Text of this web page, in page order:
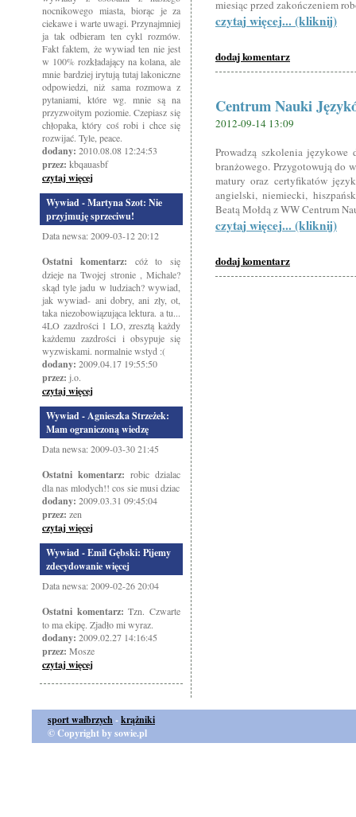
nocnikowego miasta, biorąc je za
ciekawe i warte uwagi. Przynajmniej
ja tak odbieram ten cykl rozmów.
Fakt faktem, że wywiad ten nie jest
w 100% rozkładający na kolana, ale
mnie bardziej irytują tutaj lakoniczne
odpowiedzi, niż sama rozmowa z
pytaniami, które wg. mnie są na
przyzwoitym poziomie. Czepiasz się
chłopaka, który coś robi i chce się
rozwijać. Tyle, peace.
dodany: 2010.08.08 12:24:53
przez: kbqauasbf
czytaj więcej
Wywiad - Martyna Szot: Nie
przyjmuję sprzeciwu!
Data newsa: 2009-03-12 20:12
Ostatni komentarz: cóż to się
dzieje na Twojej stronie , Michale?
skąd tyle jadu w ludziach? wywiad,
jak wywiad- ani dobry, ani zły, ot,
taka niezobowiązująca lektura. a tu...
4LO zazdrości 1 LO, zresztą każdy
każdemu zazdrości i obsypuje się
wyzwiskami. normalnie wstyd :(
dodany: 2009.04.17 19:55:50
przez: j.o.
czytaj więcej
Wywiad - Agnieszka Strzeżek:
Mam ograniczoną wiedzę
Data newsa: 2009-03-30 21:45
Ostatni komentarz: robic dzialac
dla nas mlodych!! cos sie musi dziac
dodany: 2009.03.31 09:45:04
przez: zen
czytaj więcej
Wywiad - Emil Gębski: Pijemy
zdecydowanie więcej
Data newsa: 2009-02-26 20:04
Ostatni komentarz: Tzn. Czwarte
to ma ekipę. Zjadło mi wyraz.
dodany: 2009.02.27 14:16:45
przez: Mosze
czytaj więcej
miesiąc przed zakończeniem
czytaj więcej... (kliknij)
dodaj komentarz
Centrum Nauki
2012-09-14 13:09
Prowadzą szkolenia
branżowego. Przygotowują do
matury oraz certyfikatów
angielski, niemiecki,
Beatą Mołdą z WW Centrum
czytaj więcej... (kliknij)
dodaj komentarz
sport wałbrzych-krążniki
© Copyright by sowie.pl